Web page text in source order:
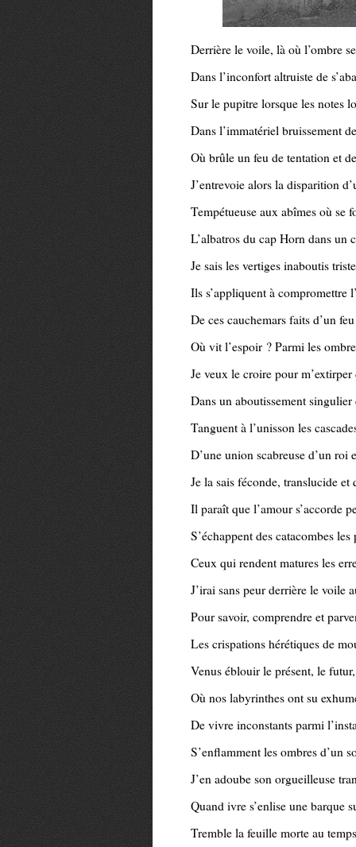
Derrière le voile, là où l’ombre
Dans l’inconfort altruiste de
Sur le pupitre lorsque les notes
Dans l’immatériel bruissement
Où brûle un feu de tentation et
J’entrevoie alors la disparition
Tempétueuse aux abîmes où se
L’albatros du cap Horn dans un
Je sais les vertiges inaboutis
Ils s’appliquent à compromettre
De ces cauchemars faits d’un
Où vit l’espoir ? Parmi les
Je veux le croire pour m’extirper
Dans un aboutissement
Tanguent à l’unisson les
D’une union scabreuse d’un roi
Je la sais féconde, translucide et
Il paraît que l’amour s’accorde
S’échappent des catacombes
Ceux qui rendent matures les
J’irai sans peur derrière le voile
Pour savoir, comprendre et
Les crispations hérétiques de
Venus éblouir le présent, le
Où nos labyrinthes ont su
De vivre inconstants parmi
S’enflamment les ombres d’un
J’en adoube son orgueilleuse
Quand ivre s’enlise une barque
Tremble la feuille morte au